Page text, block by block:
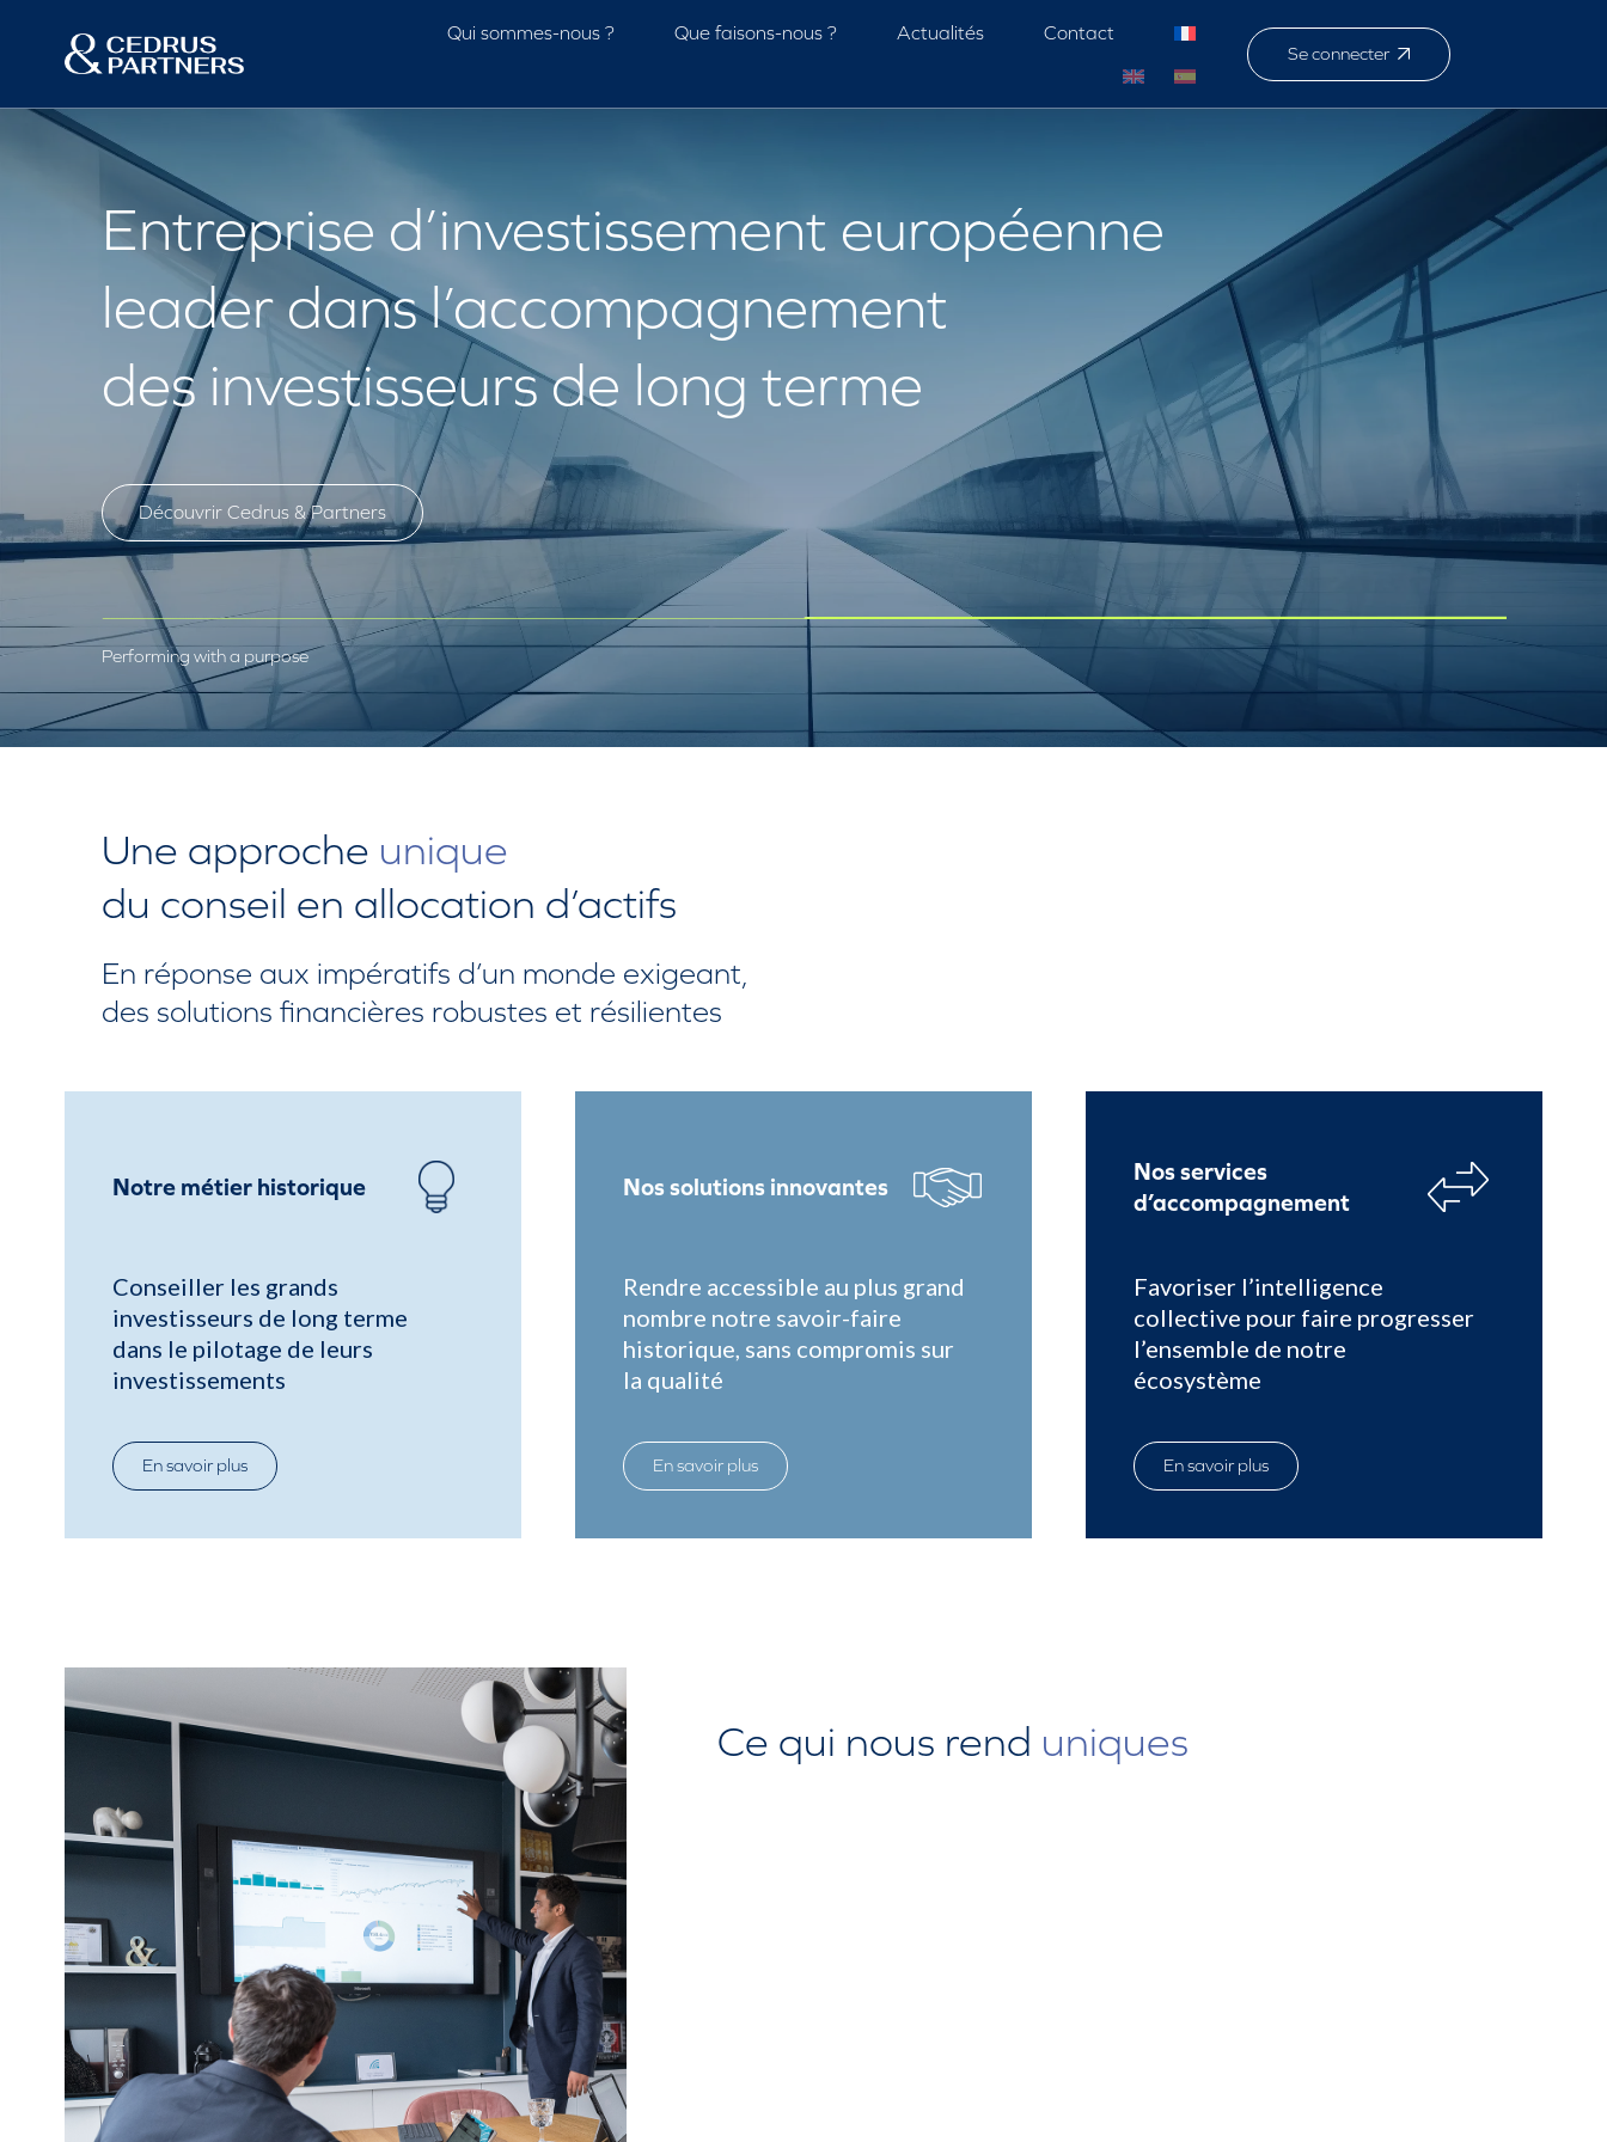
Qui sommes-nous ? Que faisons-nous ? Actualités Contact
Se connecter
Entreprise d’investissement européenne
leader dans l’accompagnement
des investisseurs de long terme
Découvrir Cedrus & Partners
Performing with a purpose
Une approche unique
du conseil en allocation d’actifs
En réponse aux impératifs d’un monde exigeant,
des solutions financières robustes et résilientes
Notre métier historique
Conseiller les grands
investisseurs de long terme
dans le pilotage de leurs
investissements
En savoir plus
Nos solutions innovantes
Rendre accessible au plus grand
nombre notre savoir-faire
historique, sans compromis sur
la qualité
En savoir plus
Nos services
d’accompagnement
Favoriser l’intelligence
collective pour faire progresser
l’ensemble de notre
écosystème
En savoir plus
Ce qui nous rend uniques